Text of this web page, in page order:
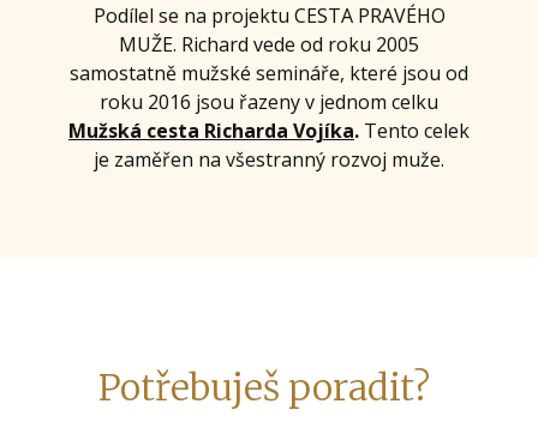
Podílel se na projektu CESTA PRAVÉHO
MUŽE. Richard vede od roku 2005
samostatně mužské semináře, které jsou od
roku 2016 jsou řazeny v jednom celku
Mužská cesta Richarda Vojíka. Tento celek
je zaměřen na všestranný rozvoj muže.
Potřebuješ poradit?